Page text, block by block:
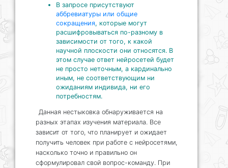
В запросе присутствуют
аббревиатуры или общие
сокращения, которые могут
расшифровываться по-разному в
зависимости от того, к какой
научной плоскости они относятся. В
этом случае ответ нейросетей будет
не просто неточным, а кардинально
иным, не соответствующим ни
ожиданиям индивида, ни его
потребностям.
Данная нестыковка обнаруживается на
разных этапах изучения материала. Все
зависит от того, что планирует и ожидает
получить человек при работе с нейросетями,
насколько точно и правильно он
сформулировал свой вопрос-команду. При